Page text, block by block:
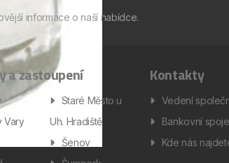
informace o naší nabídce.
a zastoupení
Vary
Staré Město u
Uh. Hradiště
Šenov
Kontakty
Vedení
Bankovní
Kde nás